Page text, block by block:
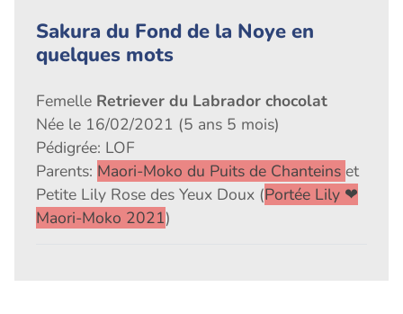
Sakura du Fond de la Noye en
quelques mots
Femelle Retriever du Labrador chocolat
Née le 16/02/2021 (5 ans 5 mois)
Pédigrée: LOF
Parents: Maori-Moko du Puits de Chanteins et
Petite Lily Rose des Yeux Doux (Portée Lily ❤
Maori-Moko 2021)